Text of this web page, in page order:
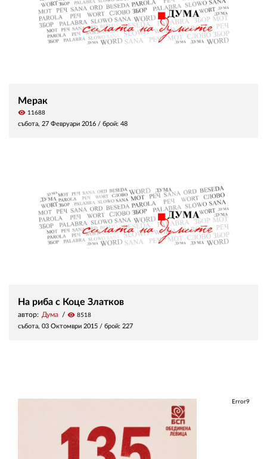
Мерак
visibility 11688
събота, 27 Февруари 2016 / брой: 48
На риба с Коце Златков
автор: Дума visibility 8518
събота, 03 Октомври 2015 / брой: 227
Error9